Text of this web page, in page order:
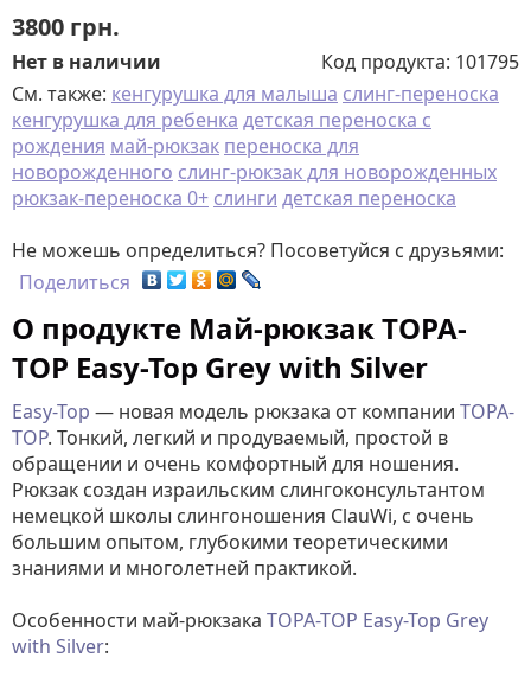
3800 грн.
Нет в наличии Код продукта: 101795
См. также: кенгурушка для малыша слинг-переноска
кенгурушка для ребенка детская переноска с
рождения май-рюкзак переноска для
новорожденного слинг-рюкзак для новорожденных
рюкзак-переноска 0+ слинги детская переноска
Не можешь определиться? Посоветуйся с друзьями:
Поделиться
О продукте Май-рюкзак TOPA-
TOP Easy-Top Grey with Silver
Easy-Top — новая модель рюкзака от компании TOPA-
TOP. Тонкий, легкий и продуваемый, простой в
обращении и очень комфортный для ношения.
Рюкзак создан израильским слингоконсультантом
немецкой школы слингоношения ClauWi, с очень
большим опытом, глубокими теоретическими
знаниями и многолетней практикой.
Особенности май-рюкзака TOPA-TOP Easy-Top Grey
with Silver: